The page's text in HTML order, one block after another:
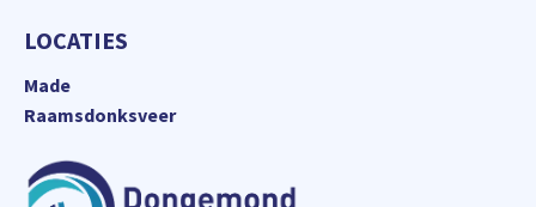
LOCATIES
Made
Raamsdonksveer